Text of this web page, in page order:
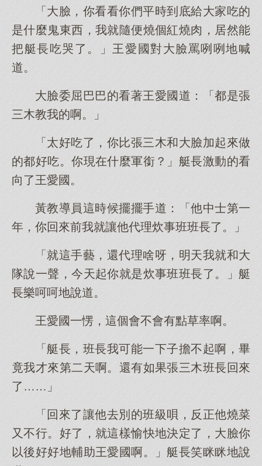
「大臉，你看看你們平時到底給大家吃的
是什麼鬼東西，我就隨便燒個紅燒肉，居然能
把艇長吃哭了。」王愛國對大臉罵咧咧地喊
道。
大臉委屈巴巴的看著王愛國道：「都是張
三木教我的啊。」
「太好吃了，你比張三木和大臉加起來做
的都好吃。你現在什麼軍銜？」艇長激動的看
向了王愛國。
黃教導員這時候擺擺手道：「他中士第一
年，你回來前我就讓他代理炊事班班長了。」
「就這手藝，還代理啥呀，明天我就和大
隊說一聲，今天起你就是炊事班班長了。」艇
長樂呵呵地說道。
王愛國一愣，這個會不會有點草率啊。
「艇長，班長我可能一下子擔不起啊，畢
竟我才來第二天啊。還有如果張三木班長回來
了……」
「回來了讓他去別的班級唄，反正他燒菜
又不行。好了，就這樣愉快地決定了，大臉你
以後好好地輔助王愛國啊。」艇長笑眯眯地說